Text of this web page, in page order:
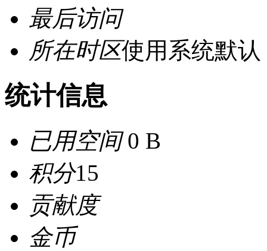
最后访问
所在时区使用系统默认
统计信息
已用空间0 B
积分15
贡献度
金币